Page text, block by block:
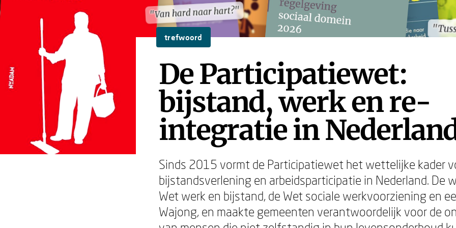
"Van hard naar hart?"
"Van hard naar hart?"
trefwoord
De Participatiewet:
bijstand, werk en re-
integratie in
Sinds 2015 vormt de Participatiewet het wettelijke kader
bijstandsverlening en arbeidsparticipatie in Nederland. De
Wet werk en bijstand, de Wet sociale werkvoorziening en
Wajong, en maakte gemeenten verantwoordelijk voor de